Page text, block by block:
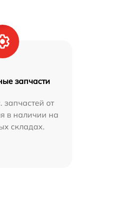
запчасти
запчастей от
в наличии на
складах.